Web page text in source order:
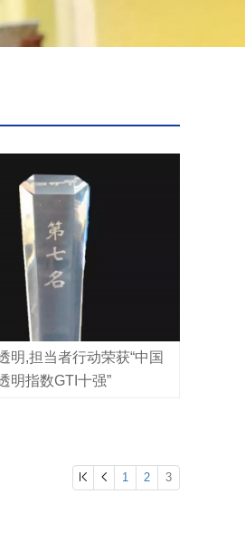
明,担当者行动荣获“中国
明指数GTI十强”
1 2 3